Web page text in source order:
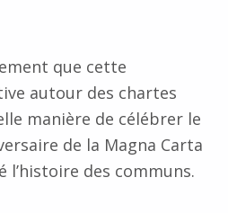
que cette
autour des chartes
manière de célébrer le
de la Magna Carta
l’histoire des communs.